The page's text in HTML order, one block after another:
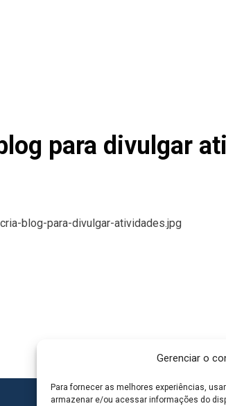
Gerenciar o
Para fornecer as melhores experiências,
armazenar e/ou acessar informações do
para divulgar
blog-para-divulgar-atividades.jpg